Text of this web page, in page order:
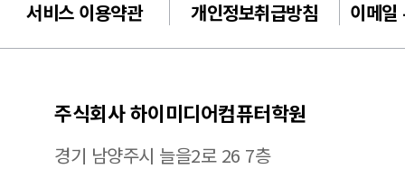
서비스 이용약관 개인정보취급방침 이메일
주식회사 하이미디어컴퓨터학원
경기 남양주시 늘을2로 26 7층